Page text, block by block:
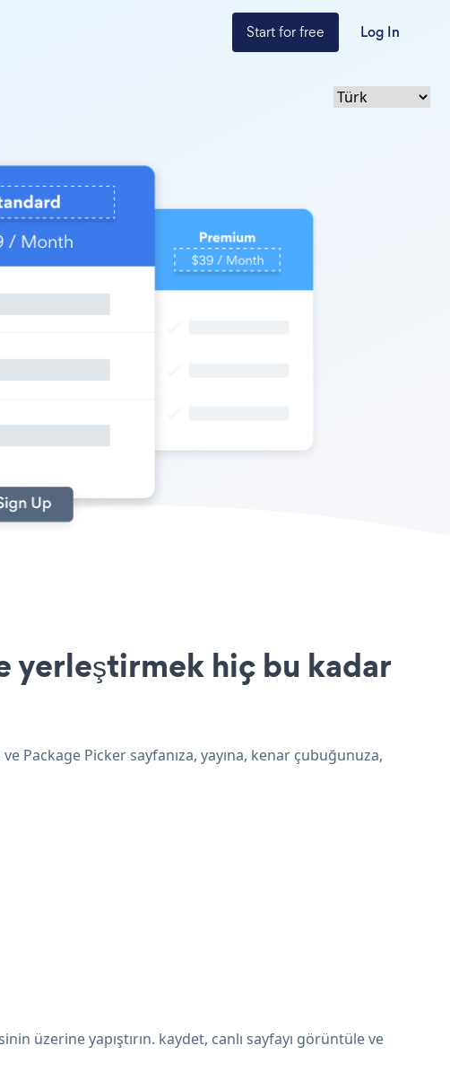
Start for free Log In
yerleştirmek hiç bu kadar
Package Picker sayfanıza, yayına, kenar çubuğunuza,
üzerine yapıştırın. kaydet, canlı sayfayı görüntüle ve